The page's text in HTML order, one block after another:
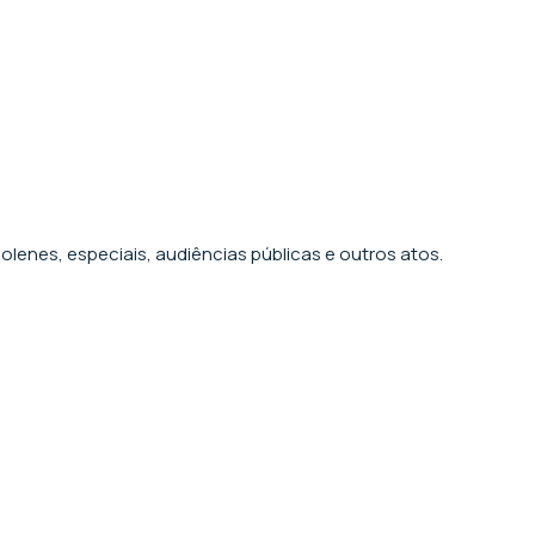
especiais, audiências públicas e outros atos.